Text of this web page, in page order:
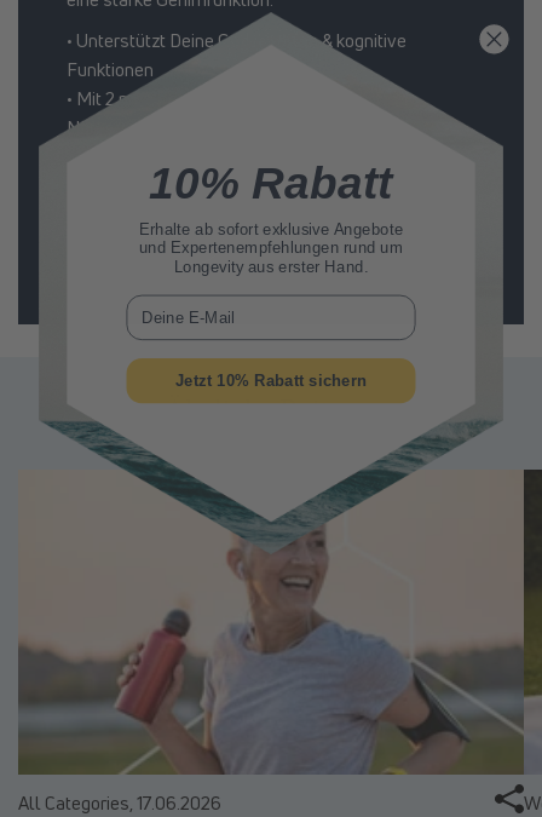
• Unterstützt Deine Gehirnzellen & kognitive
Funktionen
• Mit 2 mg Spermidin und weiteren wichtigen
Nährstoffen wie Safran, Zink und Brahmi
Jetzt kaufen
Ähnliche Beitrage
All Categories, 17.06.2026
10% Rabatt
Erhalte ab sofortexklusive Angebote
und Expertenempfehlungen rund um
Longevity aus erster Hand.
E-Mail
Jetzt 10% Rabatt sichern